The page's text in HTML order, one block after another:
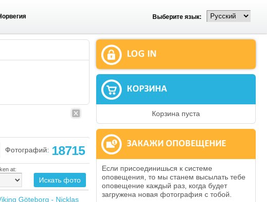
Выберите язык:
Фотографий: 18715
at:
LOG IN
КОРЗИНА
Корзина пуста
ЗАКАЖИ ОПОВЕЩЕНИЕ
Если присоединишься к системе
оповещения, то мы станем высылать тебе
оповещение каждый раз, когда будет
загружена новая фотография с тобой.